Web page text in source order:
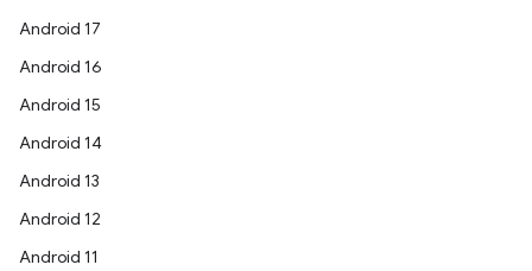
Android 17
Android 16
Android 15
Android 14
Android 13
Android 12
Android 11